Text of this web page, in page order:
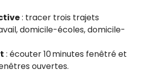
: tracer trois trajets
domicile-écoles, domicile-
: écouter 10 minutes fenêtré et
ouvertes.